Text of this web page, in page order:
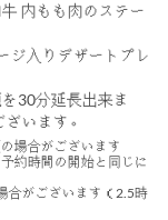
内もも肉のステー
ジ入りデザートプレ
30分延長出来ま
います。
場合がございます
約時間の開始と同じに
合がございます（2.5時